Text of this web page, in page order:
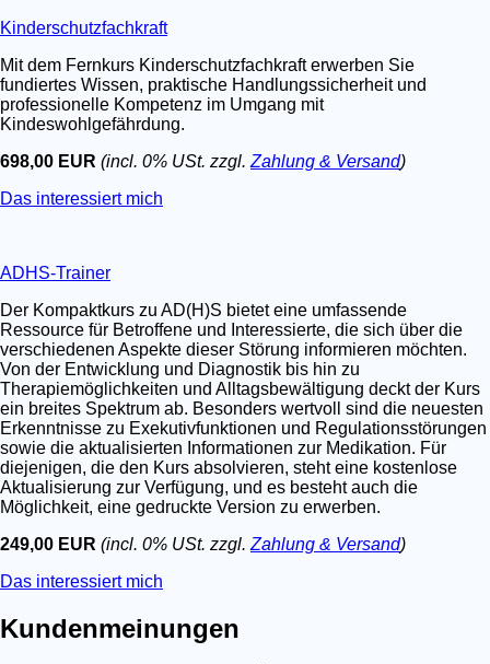
Kinderschutzfachkraft
Mit dem Fernkurs Kinderschutzfachkraft erwerben Sie
fundiertes Wissen, praktische Handlungssicherheit und
professionelle Kompetenz im Umgang mit
Kindeswohlgefährdung.
698,00 EUR (incl. 0% USt. zzgl. Zahlung & Versand)
Das interessiert mich
ADHS-Trainer
Der Kompaktkurs zu AD(H)S bietet eine umfassende
Ressource für Betroffene und Interessierte, die sich über die
verschiedenen Aspekte dieser Störung informieren möchten.
Von der Entwicklung und Diagnostik bis hin zu
Therapiemöglichkeiten und Alltagsbewältigung deckt der Kurs
ein breites Spektrum ab. Besonders wertvoll sind die neuesten
Erkenntnisse zu Exekutivfunktionen und Regulationsstörungen
sowie die aktualisierten Informationen zur Medikation. Für
diejenigen, die den Kurs absolvieren, steht eine kostenlose
Aktualisierung zur Verfügung, und es besteht auch die
Möglichkeit, eine gedruckte Version zu erwerben.
249,00 EUR (incl. 0% USt. zzgl. Zahlung & Versand)
Das interessiert mich
Kundenmeinungen